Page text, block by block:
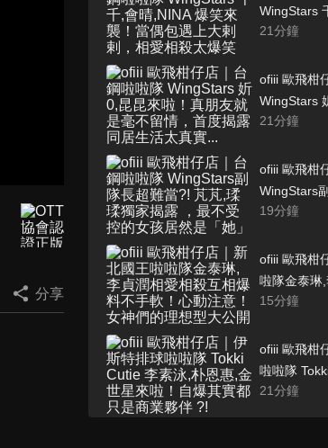
分享
WingStars
笑來襲！當
21分鐘
ofiii 歐飛柑
WingStars
朋友就是毫
21分鐘
ofiii 歐飛柑
WingStars
芃,瑈瑈獨家
19分鐘
ofiii 歐飛柑
啦隊金泰琳,
相爆料不手
15分鐘
ofiii 歐飛柑
啦啦隊
恩惠,金世星
21分鐘